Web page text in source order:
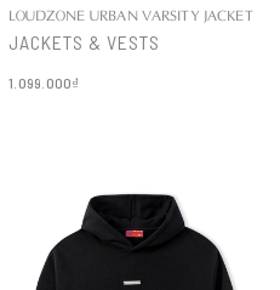
LOUDZONE URBAN VARSITY JACKET
JACKETS & VESTS
1.099.000₫